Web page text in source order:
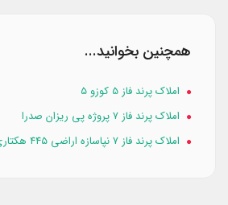
همچنین بخوانید...
املاک پرند فاز 5 کوزو ۵
املاک پرند فاز ۷ پروژه پی ریزان صدرا
املاک پرند فاز ۷ نپاسازه اراضی ۴۴۵ هکتاری